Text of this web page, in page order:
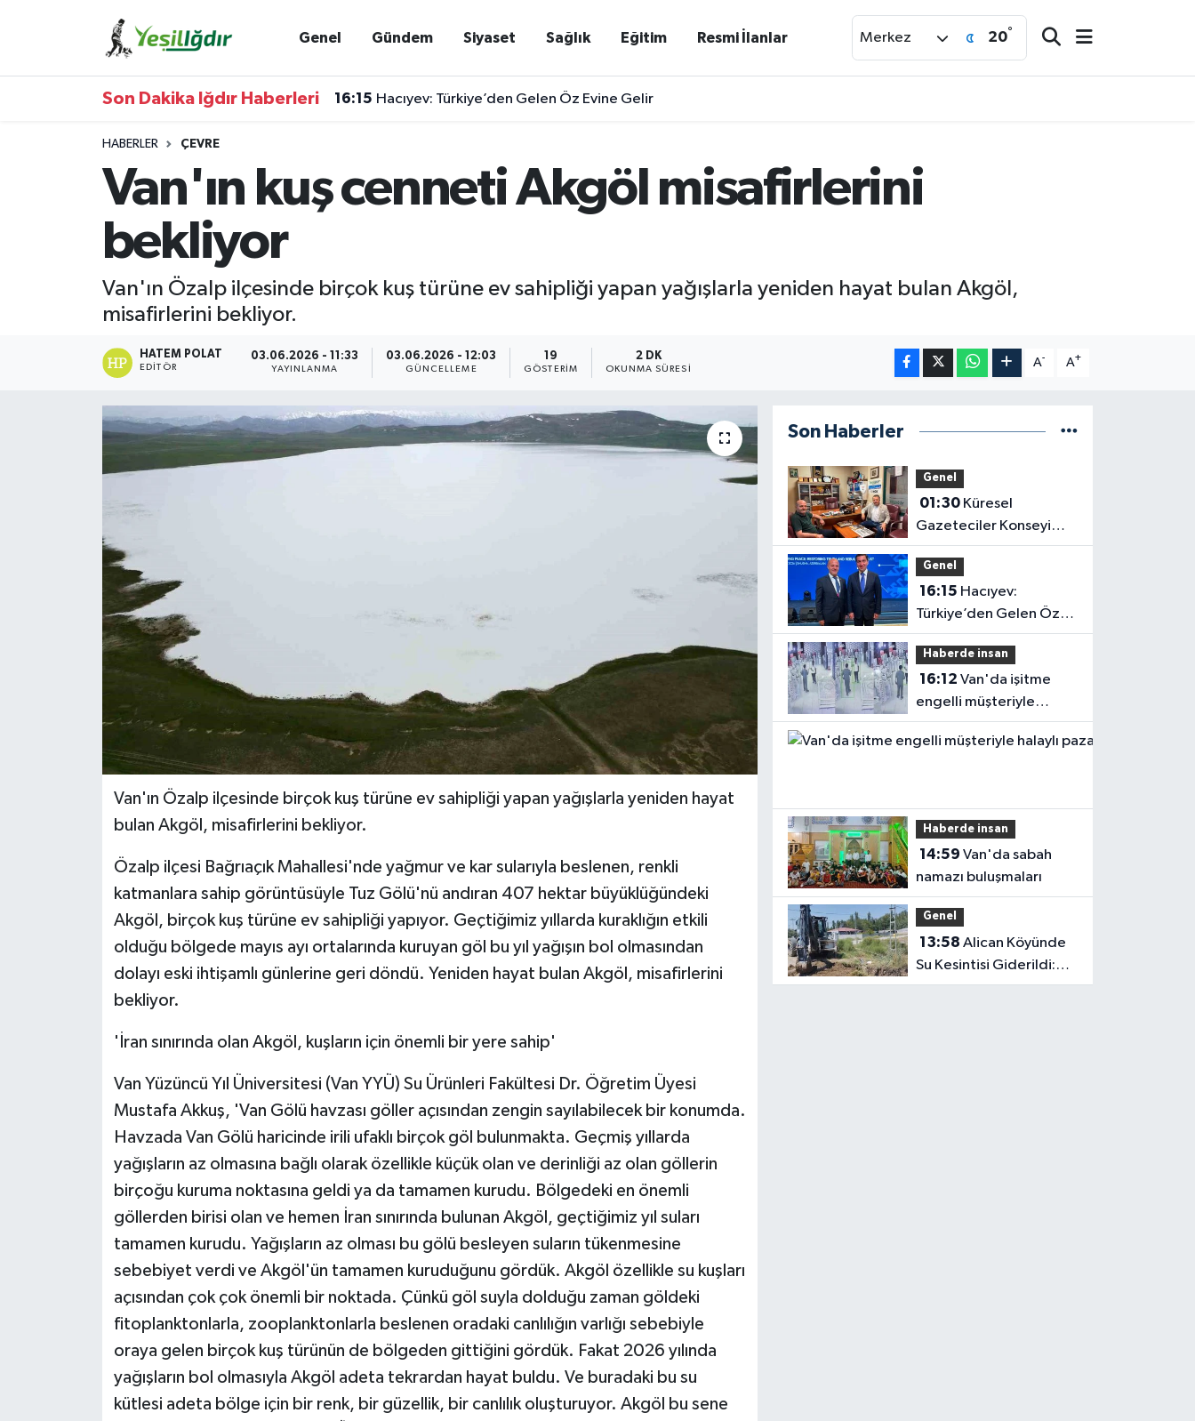
Genel Gündem Siyaset Sağlık Eğitim Resmi İlanlar Merkez 20°
Son Dakika Iğdır Haberleri 16:15 Hacıyev: Türkiye’den Gelen Öz Evine Gelir
HABERLER ÇEVRE
Van'ın kuş cenneti Akgöl misafirlerini
bekliyor
Van'ın Özalp ilçesinde birçok kuş türüne ev sahipliği yapan yağışlarla yeniden hayat bulan Akgöl,
misafirlerini bekliyor.
HATEM POLAT
EDITÖR
03.06.2026 - 11:33
YAYINLANMA
03.06.2026 - 12:03
GÜNCELLEME
19
GÖSTERIM
2 DK
OKUNMA SÜRESI
A- A+
Van'ın Özalp ilçesinde birçok kuş türüne ev sahipliği yapan yağışlarla yeniden hayat
bulan Akgöl, misafirlerini bekliyor.
Özalp ilçesi Bağrıaçık Mahallesi'nde yağmur ve kar sularıyla beslenen, renkli
katmanlara sahip görüntüsüyle Tuz Gölü'nü andıran 407 hektar büyüklüğündeki
Akgöl, birçok kuş türüne ev sahipliği yapıyor. Geçtiğimiz yıllarda kuraklığın etkili
olduğu bölgede mayıs ayı ortalarında kuruyan göl bu yıl yağışın bol olmasından
dolayı eski ihtişamlı günlerine geri döndü. Yeniden hayat bulan Akgöl, misafirlerini
bekliyor.
'İran sınırında olan Akgöl, kuşların için önemli bir yere sahip'
Van Yüzüncü Yıl Üniversitesi (Van YYÜ) Su Ürünleri Fakültesi Dr. Öğretim Üyesi
Mustafa Akkuş, 'Van Gölü havzası göller açısından zengin sayılabilecek bir konumda.
Havzada Van Gölü haricinde irili ufaklı birçok göl bulunmakta. Geçmiş yıllarda
yağışların az olmasına bağlı olarak özellikle küçük olan ve derinliği az olan göllerin
birçoğu kuruma noktasına geldi ya da tamamen kurudu. Bölgedeki en önemli
göllerden birisi olan ve hemen İran sınırında bulunan Akgöl, geçtiğimiz yıl suları
tamamen kurudu. Yağışların az olması bu gölü besleyen suların tükenmesine
sebebiyet verdi ve Akgöl'ün tamamen kuruduğunu gördük. Akgöl özellikle su kuşları
açısından çok çok önemli bir noktada. Çünkü göl suyla dolduğu zaman göldeki
fitoplanktonlarla, zooplanktonlarla beslenen oradaki canlılığın varlığı sebebiyle
oraya gelen birçok kuş türünün de bölgeden gittiğini gördük. Fakat 2026 yılında
yağışların bol olmasıyla Akgöl adeta tekrardan hayat buldu. Ve buradaki bu su
kütlesi adeta bölge için bir renk, bir güzellik, bir canlılık oluşturuyor. Akgöl bu sene
Son Haberler
Genel
01:30Küresel
Gazeteciler Konseyi
Başkanı Mehmet Ali
Dim’den Gazetemize
Ziyaret
Genel
16:15
Türkiye’den Gelen Öz
Evine Gelir
Haberde insan
16:12
engelli müşteriyle
halaylı pazarlık
gülümsetti
Haberde insan
14:59
namazı buluşmaları
Genel
13:58
Su Kesintisi Giderildi:
Ekipler Anında
Iğdır Trafik Yoğunluk Haritası
Süper Lig Puan Durumu ve Fikstür
Tüm Manşetler